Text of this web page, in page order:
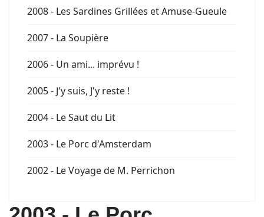
2008 - Les Sardines Grillées et Amuse-Gueule
2007 - La Soupière
2006 - Un ami... imprévu !
2005 - J'y suis, J'y reste !
2004 - Le Saut du Lit
2003 - Le Porc d'Amsterdam
2002 - Le Voyage de M. Perrichon